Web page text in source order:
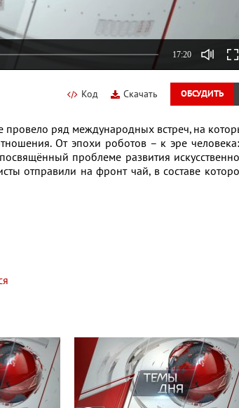
17:20
ОБСУДИТЬ
Скачать
Код
ряд международных встреч, на
От эпохи роботов – к эре
проблеме развития
отправили на фронт чай, в составе